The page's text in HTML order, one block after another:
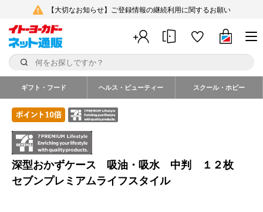
【大切なお知らせ】ご登録情報の継続利用に関するお願い
ギフト・フード ヘルス・ビューティー スクール・ホビー
深型おかずケース 吸油・吸水 中判 １２枚
セブンプレミアムライフスタイル